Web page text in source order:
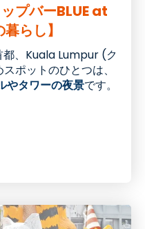
プバーBLUE at
らし】
都、 Kuala Lumpur (ク
ポットのひとつは、
やタワーの夜景です。